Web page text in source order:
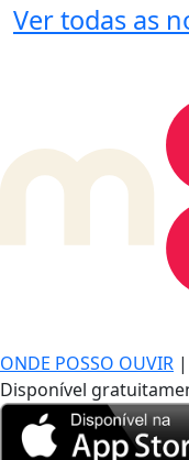
Ver todas as
ONDE POSSO OUVIR |
Disponível